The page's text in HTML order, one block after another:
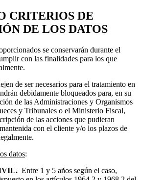
CRITERIOS DE
DE LOS DATOS
se conservarán durante el
con las finalidades para los que
de ser necesarios para el tratamiento en
debidamente bloqueados para, en su
de las Administraciones y Organismos
y Tribunales o el Ministerio Fiscal,
de las acciones que pudieran
con el cliente y/o los plazos de
datos:
Entre 1 y 5 años según el caso,